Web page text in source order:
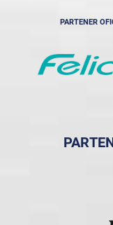
PARTENER